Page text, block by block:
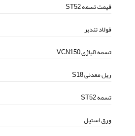
قیمت تسمه ST52
فولاد تندبر
تسمه آلیاژی VCN150
ریل معدنی S18
تسمه ST52
ورق استیل